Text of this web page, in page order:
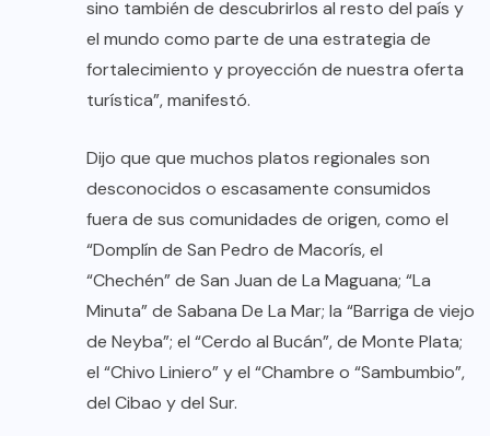
sino también de descubrirlos al resto del país y
el mundo como parte de una estrategia de
fortalecimiento y proyección de nuestra oferta
turística”, manifestó.
Dijo que que muchos platos regionales son
desconocidos o escasamente consumidos
fuera de sus comunidades de origen, como el
“Domplín de San Pedro de Macorís, el
“Chechén” de San Juan de La Maguana; “La
Minuta” de Sabana De La Mar; la “Barriga de viejo
de Neyba”; el “Cerdo al Bucán”, de Monte Plata;
el “Chivo Liniero” y el “Chambre o “Sambumbio”,
del Cibao y del Sur.